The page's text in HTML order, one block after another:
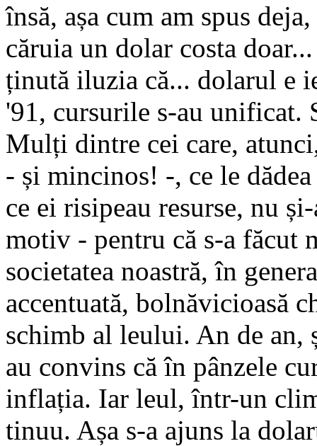
însă, așa cum am spus
căruia un dolar costa
ținută iluzia că... dolarul e
'91, cursurile s-au unificat.
Mulți dintre cei care,
- și mincinos! -, ce le
ce ei risipeau resurse, nu
motiv - pentru că s-a făcut
societatea noastră, în
accentuată, bolnăvicioasă
schimb al leului. An de
au convins că în pân­zele
inflația. Iar leul, într-un
tinuu. Așa s-a ajuns la